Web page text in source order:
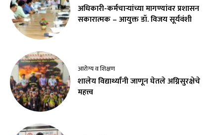
अधिकारी-कर्मचाऱ्यांच्या मागण्यांवर प्रशासन
सकारात्मक – आयुक्त डॉ. विजय सूर्यवंशी
आरोग्य व शिक्षण
शालेय विद्यार्थ्यांनी जाणून घेतले अग्निसुरक्षेचे
महत्त्व